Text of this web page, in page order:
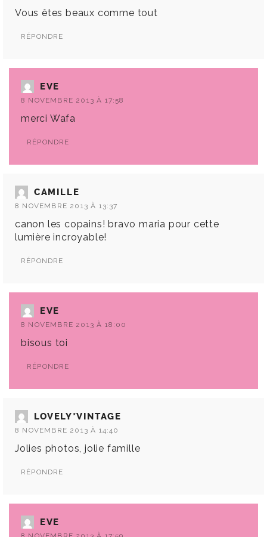
Vous êtes beaux comme tout
RÉPONDRE
EVE
8 NOVEMBRE 2013 À 17:58
merci Wafa
RÉPONDRE
CAMILLE
8 NOVEMBRE 2013 À 13:37
canon les copains! bravo maria pour cette
lumière incroyable!
RÉPONDRE
EVE
8 NOVEMBRE 2013 À 18:00
bisous toi
RÉPONDRE
LOVELY*VINTAGE
8 NOVEMBRE 2013 À 14:40
Jolies photos, jolie famille
RÉPONDRE
EVE